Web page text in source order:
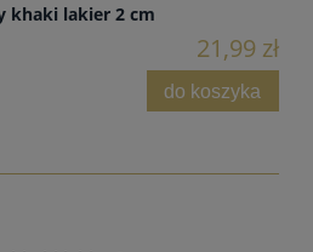
khaki lakier 2 cm
21,99 zł
do koszyka